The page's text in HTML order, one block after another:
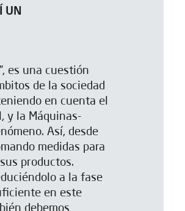
UN
es una cuestión
de la sociedad
en cuenta el
y la Máquinas-
Así, desde
medidas para
productos.
a la fase
en este
debemos